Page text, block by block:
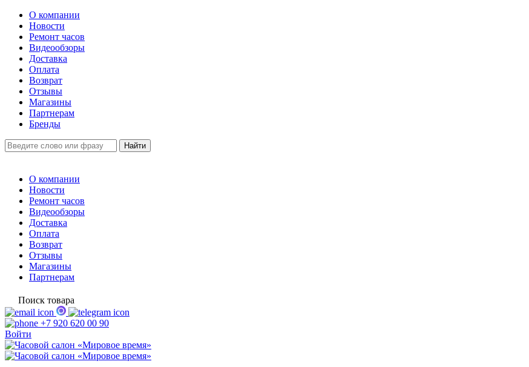
О компании
Новости
Ремонт часов
Видеообзоры
Доставка
Оплата
Возврат
Отзывы
Магазины
Партнерам
Бренды
О компании
Новости
Ремонт часов
Видеообзоры
Доставка
Оплата
Возврат
Отзывы
Магазины
Партнерам
Поиск товара
+7 920 620 00 90
Войти